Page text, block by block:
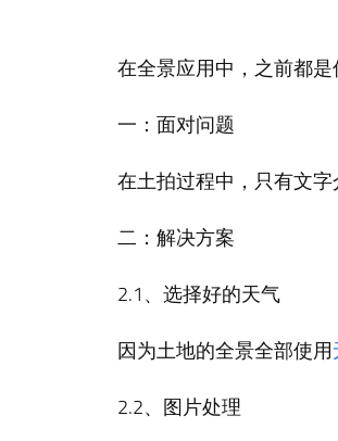
在全景应用中，之前都
一：面对问题
在土拍过程中，只有文
二：解决方案
2.1、选择好的天气
因为土地的全景全部使用
2.2、图片处理